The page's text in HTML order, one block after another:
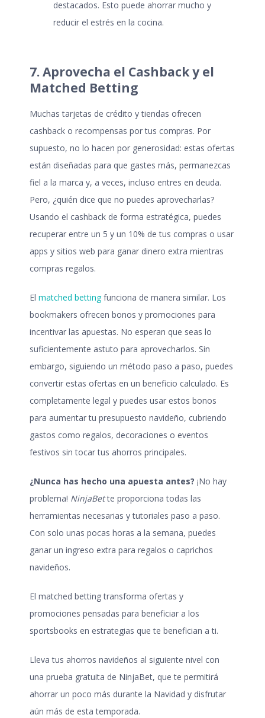
destacados. Esto puede ahorrar mucho y
reducir el estrés en la cocina.
7. Aprovecha el Cashback y el
Matched Betting
Muchas tarjetas de crédito y tiendas ofrecen
cashback o recompensas por tus compras. Por
supuesto, no lo hacen por generosidad: estas ofertas
están diseñadas para que gastes más, permanezcas
fiel a la marca y, a veces, incluso entres en deuda.
Pero, ¿quién dice que no puedes aprovecharlas?
Usando el cashback de forma estratégica, puedes
recuperar entre un 5 y un 10% de tus compras o usar
apps y sitios web para ganar dinero extra mientras
compras regalos.
El matched bettingfunciona de manera similar. Los
bookmakers ofrecen bonos y promociones para
incentivar las apuestas. No esperan que seas lo
suficientemente astuto para aprovecharlos. Sin
embargo, siguiendo un método paso a paso, puedes
convertir estas ofertas en un beneficio calculado. Es
completamente legal y puedes usar estos bonos
para aumentar tu presupuesto navideño, cubriendo
gastos como regalos, decoraciones o eventos
festivos sin tocar tus ahorros principales.
¿Nunca has hecho una apuesta antes? ¡No hay
problema! NinjaBette proporciona todas las
herramientas necesarias y tutoriales paso a paso.
Con solo unas pocas horas a la semana, puedes
ganar un ingreso extra para regalos o caprichos
navideños.
El matched betting transforma ofertas y
promociones pensadas para beneficiar a los
sportsbooks en estrategias que te benefician a ti.
Lleva tus ahorros navideños al siguiente nivel con
una prueba gratuita de NinjaBet, que te permitirá
ahorrar un poco más durante la Navidad y disfrutar
aún más de esta temporada.